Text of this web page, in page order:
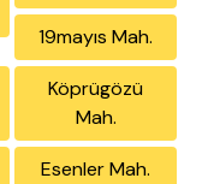
19mayıs Mah.
Köprügözü
Mah.
Esenler Mah.